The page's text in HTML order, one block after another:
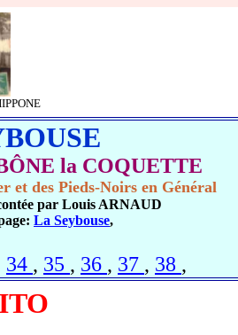
la COQUETTE
et des Pieds-Noirs en Général
par Louis ARNAUD
La Seybouse,
34 , 35 , 36 , 37 , 38 ,